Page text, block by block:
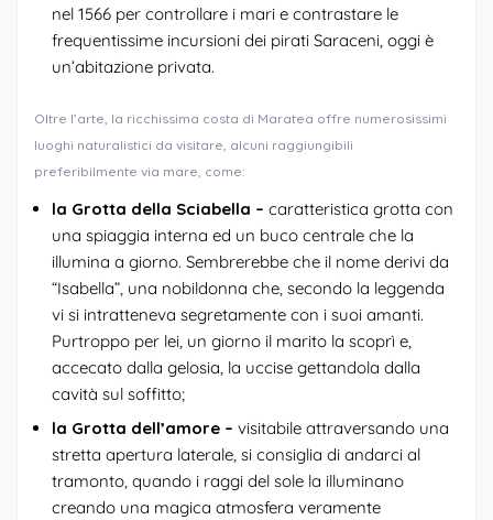
nel 1566 per controllare i mari e contrastare le
frequentissime incursioni dei pirati Saraceni, oggi è
un’abitazione privata.
Oltre l’arte, la ricchissima costa di Maratea offre numerosissimi
luoghi naturalistici da visitare, alcuni raggiungibili
preferibilmente via mare, come:
la Grotta della Sciabella – caratteristica grotta con
una spiaggia interna ed un buco centrale che la
illumina a giorno. Sembrerebbe che il nome derivi da
“Isabella”, una nobildonna che, secondo la leggenda
vi si intratteneva segretamente con i suoi amanti.
Purtroppo per lei, un giorno il marito la scoprì e,
accecato dalla gelosia, la uccise gettandola dalla
cavità sul soffitto;
la Grotta dell’amore – visitabile attraversando una
stretta apertura laterale, si consiglia di andarci al
tramonto, quando i raggi del sole la illuminano
creando una magica atmosfera veramente